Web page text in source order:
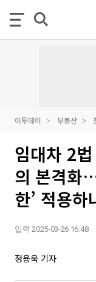
이투데이 부동산
임대차 2
의 본격화
한’ 적용하
입력 2025-03-26 16:48
정용욱 기자